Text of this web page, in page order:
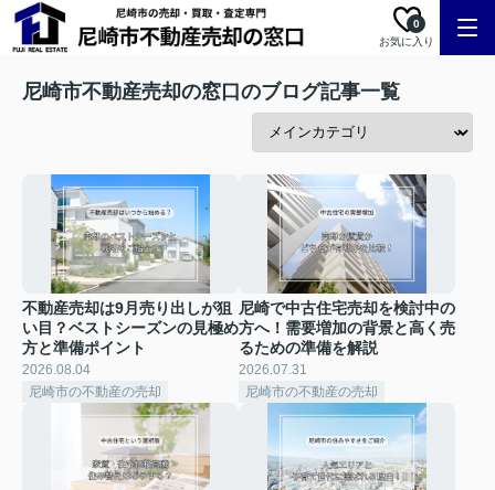
お気に入り
0
尼崎市不動産売却の窓口のブログ記事一覧
不動産売却は9月売り出しが狙
い目？ベストシーズンの見極め
方と準備ポイント
2026.08.04
尼崎市の不動産の売却
尼崎で中古住宅売却を検討中の
方へ！需要増加の背景と高く売
るための準備を解説
2026.07.31
尼崎市の不動産の売却